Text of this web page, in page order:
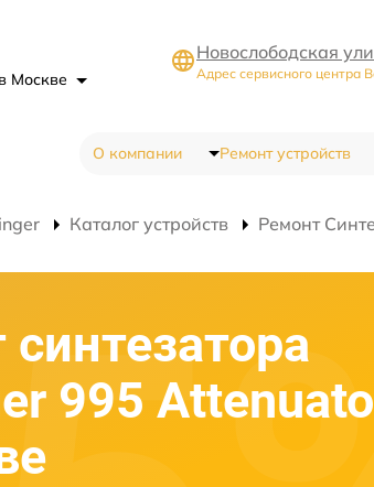
в Москве
Новослободская
Адрес сервисного центра
О компании Ремонт устройств
Каталог устройств Ремонт
995